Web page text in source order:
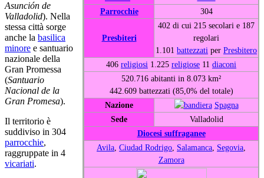
Parrocchie
304
Presbiteri
402 di cui 215 secolari e 187
regolari
1.101 battezzati per Presbitero
406 religiosi 1.225 religiose 11 diaconi
520.716 abitanti in 8.073 km²
442.609 battezzati (85,0% del totale)
Nazione
Spagna
Sede
Valladolid
Diocesi suffraganee
Avila Ciudad Rodrigo Salamanca Segovia
Zamora
Asunción de
Valladolid). Nella
stessa città sorge
anche la basilica
minore e santuario
nazionale della
Gran Promessa
(Santuario
Nacional de la
Gran Promesa).
Il territorio è
suddiviso in 304
parrocchie,
raggruppate in 4
vicariati.